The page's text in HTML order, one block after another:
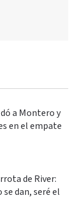
a Montero y
en el empate
de River:
dan, seré el